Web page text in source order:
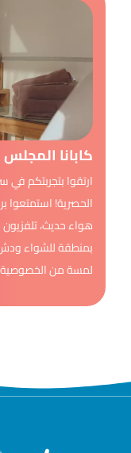
كابانا المجلس
ارتقوا بتجربتكم في
الحصرية! استمتعوا
هواء حديث،
بمنطقة للشواء
لمسة من الخصوصية